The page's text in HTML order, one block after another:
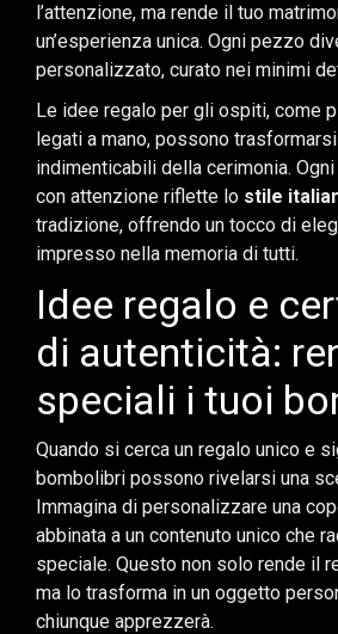
l’attenzione, ma rende il tuo
un’esperienza unica. Ogni pezzo
personalizzato, curato nei minimi
Le idee regalo per gli ospiti, come
legati a mano, possono
indimenticabili della cerimonia.
con attenzione riflette lo stile
tradizione, offrendo un tocco di
impresso nella memoria di tutti.
Idee regalo e
di autenticità:
speciali i tuoi
Quando si cerca un regalo unico e
bombolibri possono rivelarsi una
Immagina di personalizzare una
abbinata a un contenuto unico che
speciale. Questo non solo rende il
ma lo trasforma in un oggetto
chiunque apprezzerà.